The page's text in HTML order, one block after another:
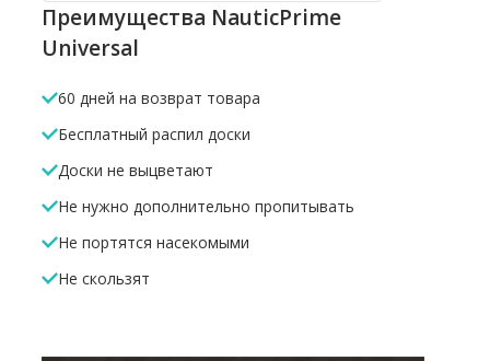
Преимущества NauticPrime
Universal
60 дней на возврат товара
Бесплатный распил доски
Доски не выцветают
Не нужно дополнительно пропитывать
Не портятся насекомыми
Не скользят